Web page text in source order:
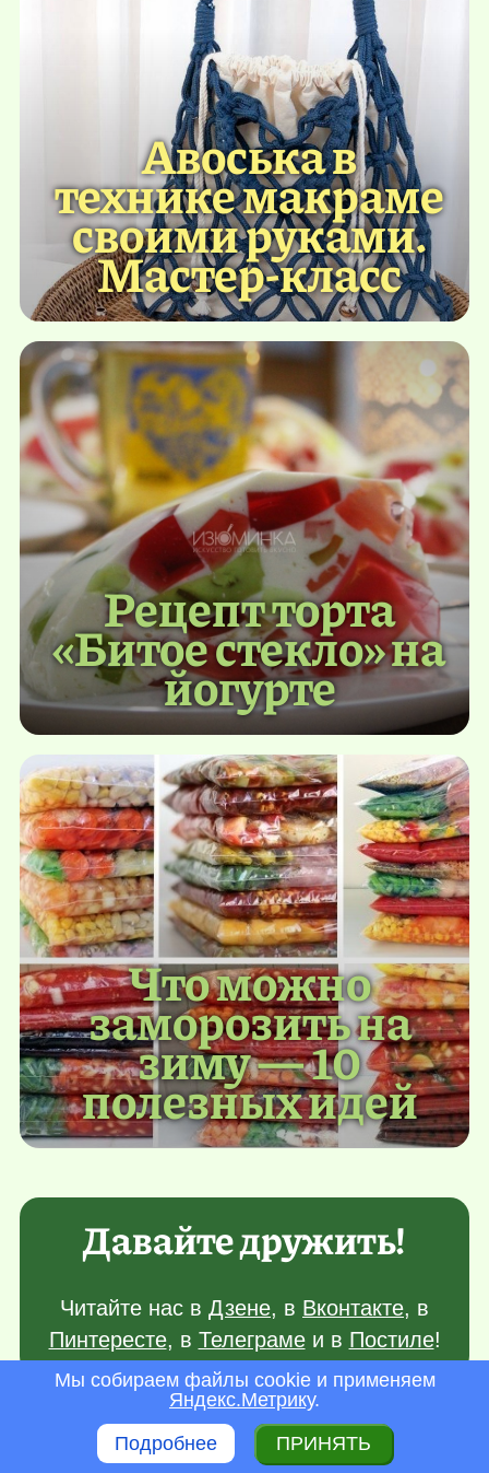
Авоська в
технике макраме
своими руками.
Мастер-класс
Рецепт торта
«Битое стекло» на
йогурте
Что можно
заморозить на
зиму — 10
полезных идей
Давайте дружить!
Читайте нас в Дзене, в Вконтакте, в
Пинтересте, в Телеграмеи в Постиле!
© 2007–2026 Творческий журнал «Креаликум»
Главный редактор проекта:Дарья Насибулина
Мы собираем файлы cookie и применяем
Яндекс.Метрику.
Подробнее
ПРИНЯТЬ